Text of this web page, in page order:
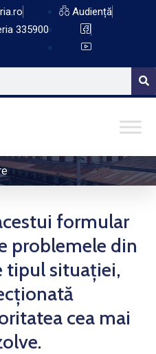
335900
Audiență
formular
problemele din
tipul situației,
cea mai